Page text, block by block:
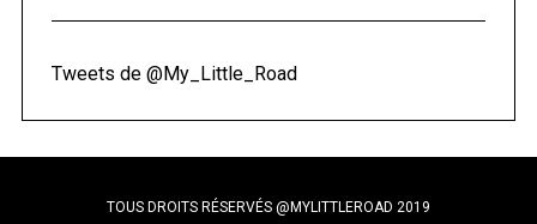
Tweets de @My_Little_Road
TOUS DROITS RÉSERVÉS @MYLITTLEROAD 2019